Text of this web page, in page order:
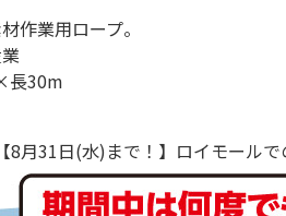
作業用ロープ。
長30m
【8月31日(水)まで！】ロイモール